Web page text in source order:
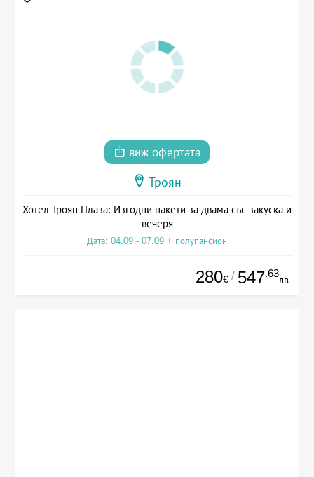
виж офертата
Троян
Хотел Троян Плаза: Изгодни пакети за двама със закуска и
вечеря
Дата: 04.09 - 07.09 + полупансион
280€ / 547.63
лв.